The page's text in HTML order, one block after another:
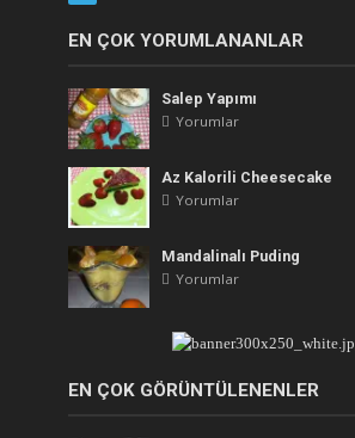
EN ÇOK YORUMLANANLAR
Salep Yapımı
Yorumlar
Az Kalorili Cheesecake
Yorumlar
Mandalinalı Puding
Yorumlar
EN ÇOK GÖRÜNTÜLENENLER